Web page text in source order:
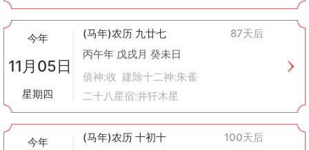
今年
11月05日
星期四
(马年)农历 九廿七
87天后
丙午年 戊戌月 癸未日
值神:收 建除十二神:朱雀
二十八星宿:井犴木星
今年 (马年)农历 十初十
100天后